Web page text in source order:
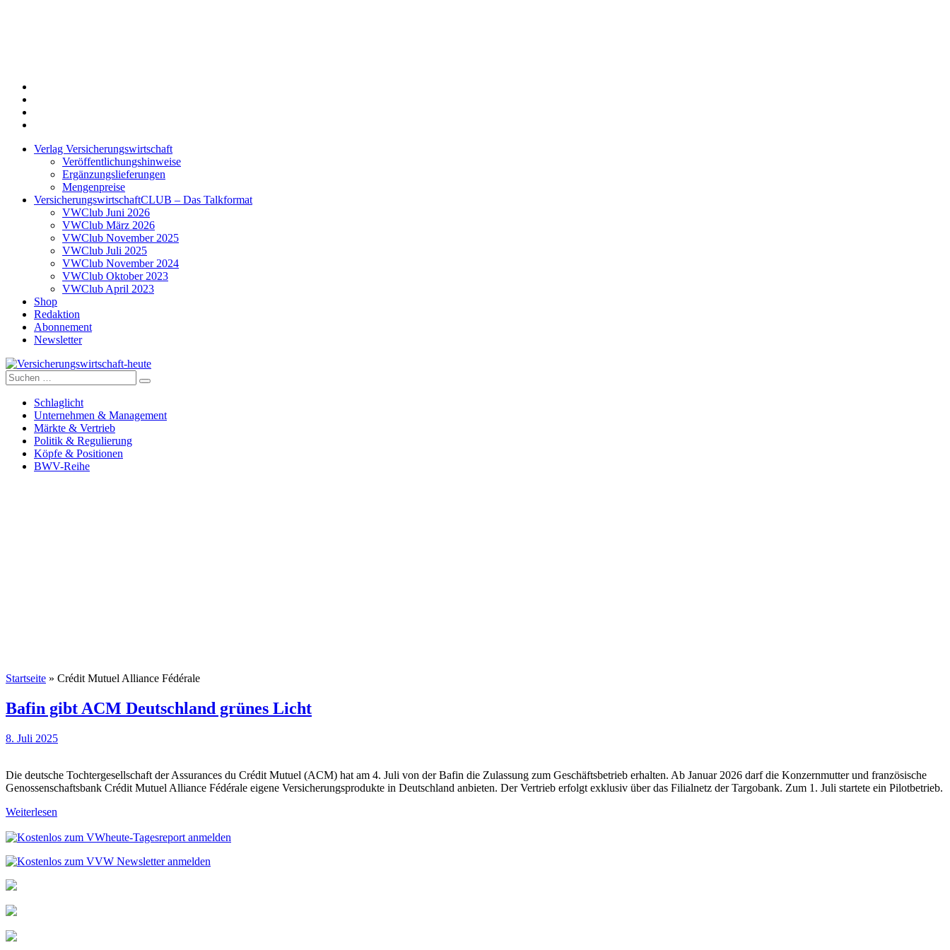
Verlag Versicherungswirtschaft
Veröffentlichungshinweise
Ergänzungslieferungen
Mengenpreise
VersicherungswirtschaftCLUB – Das Talkformat
VWClub Juni 2026
VWClub März 2026
VWClub November 2025
VWClub Juli 2025
VWClub November 2024
VWClub Oktober 2023
VWClub April 2023
Shop
Redaktion
Abonnement
Newsletter
Versicherungswirtschaft-heute
Suche
nach:
Schlaglicht
Unternehmen & Management
Märkte & Vertrieb
Politik & Regulierung
Köpfe & Positionen
BWV-Reihe
Startseite » Crédit Mutuel Alliance Fédérale
Bafin gibt ACM Deutschland grünes Licht
8. Juli 2025
Die deutsche Tochtergesellschaft der Assurances du Crédit Mutuel (ACM) hat am 4. Juli von der Bafin die Zulassung zum Geschäftsbetrieb erhalten. Ab Januar 2026 darf die Konzernmutter und französische
Genossenschaftsbank Crédit Mutuel Alliance Fédérale eigene Versicherungsprodukte in Deutschland anbieten. Der Vertrieb erfolgt exklusiv über das Filialnetz der Targobank. Zum 1. Juli startete ein Pilotbetrieb.
Weiterlesen